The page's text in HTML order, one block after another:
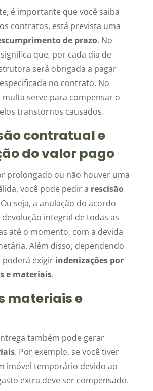
é importante que você saiba
contratos, está prevista uma
de prazo. No
que, por cada dia de
será obrigada a pagar
no contrato. No
multa serve para compensar o
transtornos causados.
contratual e
do valor pago
prolongado ou não houver uma
você pode pedir a rescisão
seja, a anulação do acordo
integral de todas as
até o momento, com a devida
Além disso, dependendo
poderá exigir indenizações por
e materiais.
materiais e
também pode gerar
. Por exemplo, se você tiver
imóvel temporário devido ao
extra deve ser compensado.